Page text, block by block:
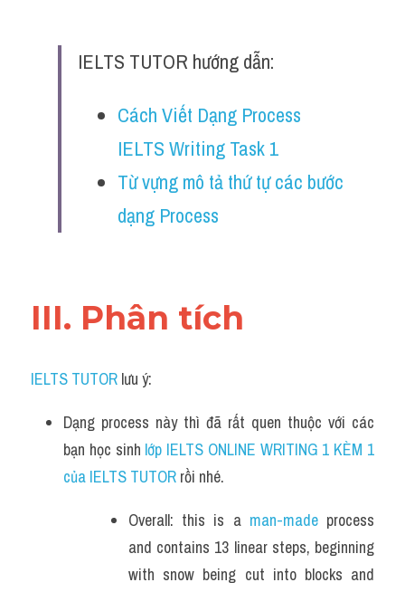
IELTS TUTOR hướng dẫn:
Cách Viết Dạng Process
IELTS Writing Task 1
Từ vựng mô tả thứ tự các bước
dạng Process
III. Phân tích
IELTS TUTOR lưu ý:
Dạng process này thì đã rất quen thuộc với các
bạn học sinh lớp IELTS ONLINE WRITING 1 KÈM 1
của IELTS TUTOR rồi nhé.
Overall: this is a man-made process
and contains 13 linear steps, beginning
with snow being cut into blocks and